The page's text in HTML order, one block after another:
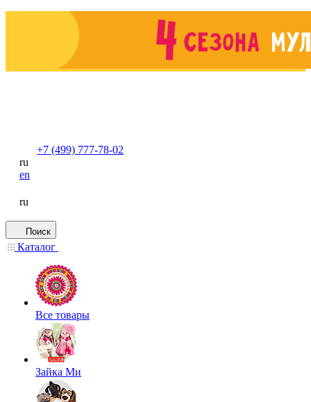
+7 (499) 777-78-02
ru
en
ru
Поиск
Каталог
Все товары
Зайка Ми